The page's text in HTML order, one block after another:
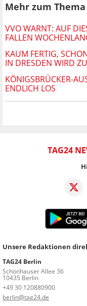
Mehr zum Thema
VVO WARNT: AUF
FALLEN
KAUM FERTIG,
N DRESDEN WIRD
KÖNIGSBRÜCKER-
ENDLICH LOS
TAG24
Unsere Redaktionen
TAG24 Berlin
Schönhauser Allee 36
10435 Berlin
+49 30 120880900
berlin@tag24.de